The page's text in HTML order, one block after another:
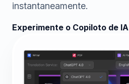
instantaneamente.
Experimente o Copiloto de IA